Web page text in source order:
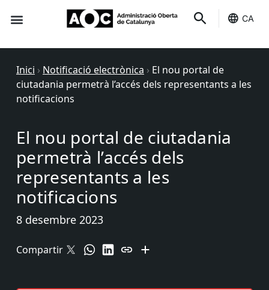
CA
Inici › Notificació electrònica › El nou portal de
ciutadania permetrà l’accés dels representants a les
notificacions
El nou portal de ciutadania
permetrà l’accés dels
representants a les
notificacions
8 desembre 2023
Compartir